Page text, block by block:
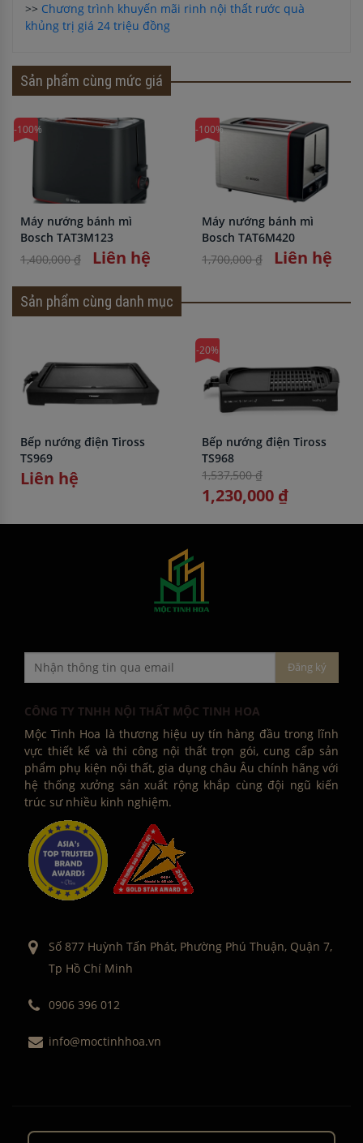
>> Chương trình khuyến mãi rinh nội thất rước quà
khủng trị giá 24 triệu đồng
Sản phẩm cùng mức giá
-100%
Máy nướng bánh mì
Bosch TAT3M123
1,400,000 ₫
Liên hệ
-100%
Máy nướng bánh mì
Bosch TAT6M420
1,700,000 ₫
Liên hệ
Sản phẩm cùng danh mục
Bếp nướng điện Tiross
TS969
Liên hệ
-20%
Bếp nướng điện Tiross
TS968
1,537,500 ₫
1,230,000 ₫
CÔNG TY TNHH NỘI THẤT MỘC TINH HOA
Mộc Tinh Hoa là thương hiệu uy tín hàng đầu trong lĩnh
vực thiết kế và thi công nội thất trọn gói, cung cấp sản
phẩm phụ kiện nội thất, gia dụng châu Âu chính hãng với
hệ thống xưởng sản xuất rộng khắp cùng đội ngũ kiến
trúc sư nhiều kinh nghiệm.
Số 877 Huỳnh Tấn Phát, Phường Phú Thuận, Quận 7,
Tp Hồ Chí Minh
0906 396 012
info@moctinhhoa.vn